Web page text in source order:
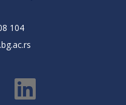
104